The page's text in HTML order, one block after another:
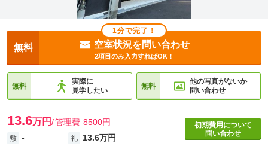
1分で完了！
無料 空室状況を問い合わせ
2項目のみ入力すればOK！
無料
実際に
見学したい
無料
他の写真がないか
問い合わせ
13.6万円 管理費 8500円
敷 - 礼 13.6万円
初期費用について
問い合わせ